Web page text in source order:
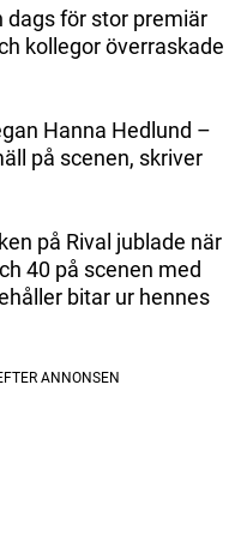
dags för stor premiär
kollegor överraskade
Hanna Hedlund –
på scenen, skriver
på Rival jublade när
40 på scenen med
bitar ur hennes